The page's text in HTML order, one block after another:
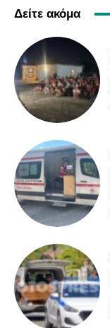
Δείτε ακόμα